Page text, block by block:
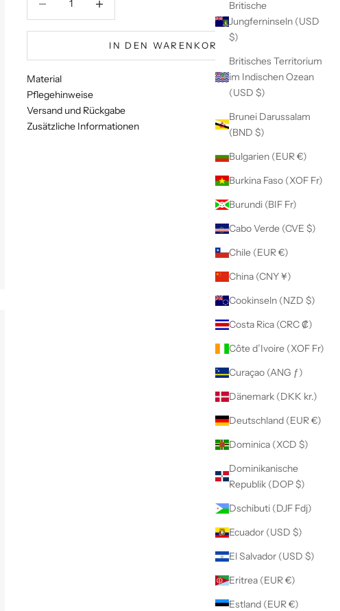
Britische
Jungferninseln (USD
$)
Britisches Territorium
im Indischen Ozean
(USD $)
Brunei Darussalam
(BND $)
Bulgarien (EUR €)
Burkina Faso (XOF Fr)
Burundi (BIF Fr)
Cabo Verde (CVE $)
Chile (EUR €)
China (CNY ¥)
Cookinseln (NZD $)
Costa Rica (CRC ₡)
Côte d’Ivoire (XOF Fr)
Curaçao (ANG ƒ)
Dänemark (DKK kr.)
Deutschland (EUR €)
Dominica (XCD $)
Dominikanische
Republik (DOP $)
Dschibuti (DJF Fdj)
Ecuador (USD $)
El Salvador (USD $)
Eritrea (EUR €)
Estland (EUR €)
IN DEN WARENKORB
Material
Pflegehinweise
Versand und Rückgabe
Zusätzliche Informationen